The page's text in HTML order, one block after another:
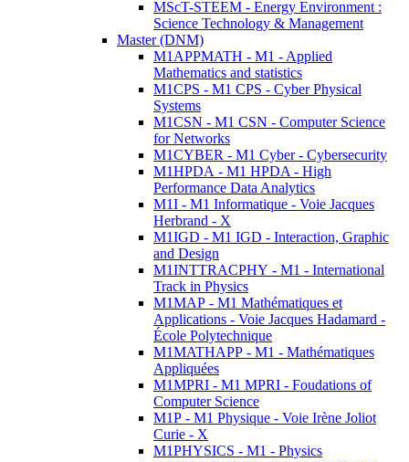
MScT-STEEM - Energy Environment :
Science Technology & Management
Master (DNM)
M1APPMATH - M1 - Applied
Mathematics and statistics
M1CPS - M1 CPS - Cyber Physical
Systems
M1CSN - M1 CSN - Computer Science
for Networks
M1CYBER - M1 Cyber - Cybersecurity
M1HPDA - M1 HPDA - High
Performance Data Analytics
M1I - M1 Informatique - Voie Jacques
Herbrand - X
M1IGD - M1 IGD - Interaction, Graphic
and Design
M1INTTRACPHY - M1 - International
Track in Physics
M1MAP - M1 Mathématiques et
Applications - Voie Jacques Hadamard -
École Polytechnique
M1MATHAPP - M1 - Mathématiques
Appliquées
M1MPRI - M1 MPRI - Foudations of
Computer Science
M1P - M1 Physique - Voie Irène Joliot
Curie - X
M1PHYSICS - M1 - Physics